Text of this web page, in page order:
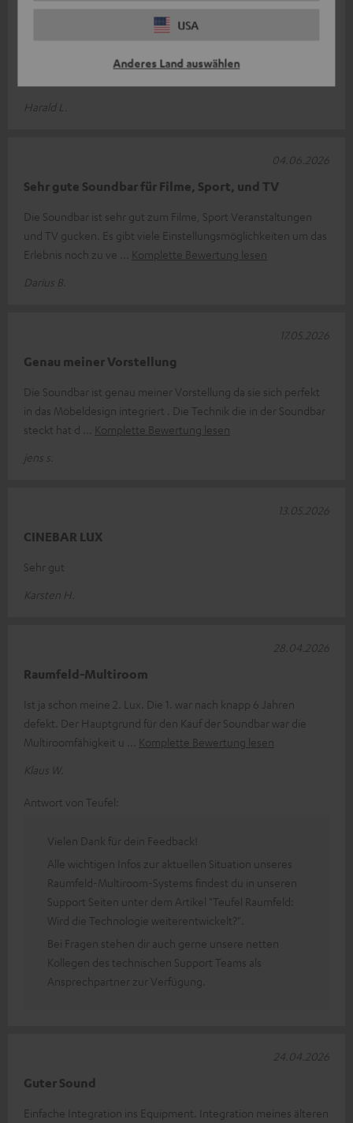
USA
Anderes Land auswählen
und Ganzen ist wirklich sehr gut. Auf der Homepage wird
Harald L.
Sehr gute Soundbar für Filme, Sport, und TV
Die Soundbar ist sehr gut zum Filme, Sport Veranstaltungen
und TV gucken. Es gibt viele Einstellungsmöglichkeiten um das
Erlebnis noch zu ve
Komplette Bewertung lesen
Darius B.
04.06.2026
Genau meiner Vorstellung
Die Soundbar ist genau meiner Vorstellung da sie sich perfekt
in das Möbeldesign integriert . Die Technik die in der Soundbar
steckt hat d
Komplette Bewertung lesen
jens s.
17.05.2026
CINEBAR LUX
Sehr gut
Karsten H.
13.05.2026
Raumfeld-Multiroom
Ist ja schon meine 2. Lux. Die 1. war nach knapp 6 Jahren
defekt. Der Hauptgrund für den Kauf der Soundbar war die
Multiroomfähigkeit u
Komplette Bewertung lesen
Klaus W.
28.04.2026
Antwort von Teufel:
Vielen Dank für dein Feedback!
Alle wichtigen Infos zur aktuellen Situation unseres
Raumfeld-Multiroom-Systems findest du in unseren
Support Seiten unter dem Artikel "Teufel Raumfeld:
Wird die Technologie weiterentwickelt?".
Bei Fragen stehen dir auch gerne unsere netten
Kollegen des technischen Support Teams als
Ansprechpartner zur Verfügung.
Guter Sound
Einfache Integration ins Equipment. Integration meines älteren
24.04.2026